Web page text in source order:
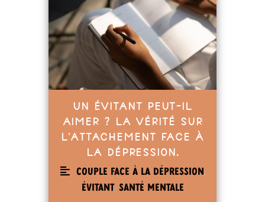
Un évitant peut-il
aimer ? La vérité sur
l’attachement face à
la dépression.
Couple face à la dépression,
Évitant, Santé mentale